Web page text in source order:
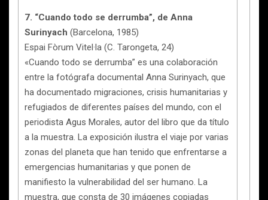
7. “Cuando todo se derrumba”, de Anna
Surinyach (Barcelona, 1985)
Espai Fòrum Vitel·la (C. Tarongeta, 24)
«Cuando todo se derrumba” es una colaboración
entre la fotógrafa documental Anna Surinyach, que
ha documentado migraciones, crisis humanitarias y
refugiados de diferentes países del mundo, con el
periodista Agus Morales, autor del libro que da título
a la muestra. La exposición ilustra el viaje por varias
zonas del planeta que han tenido que enfrentarse a
emergencias humanitarias y que ponen de
manifiesto la vulnerabilidad del ser humano. La
muestra, que consta de 30 imágenes copiadas